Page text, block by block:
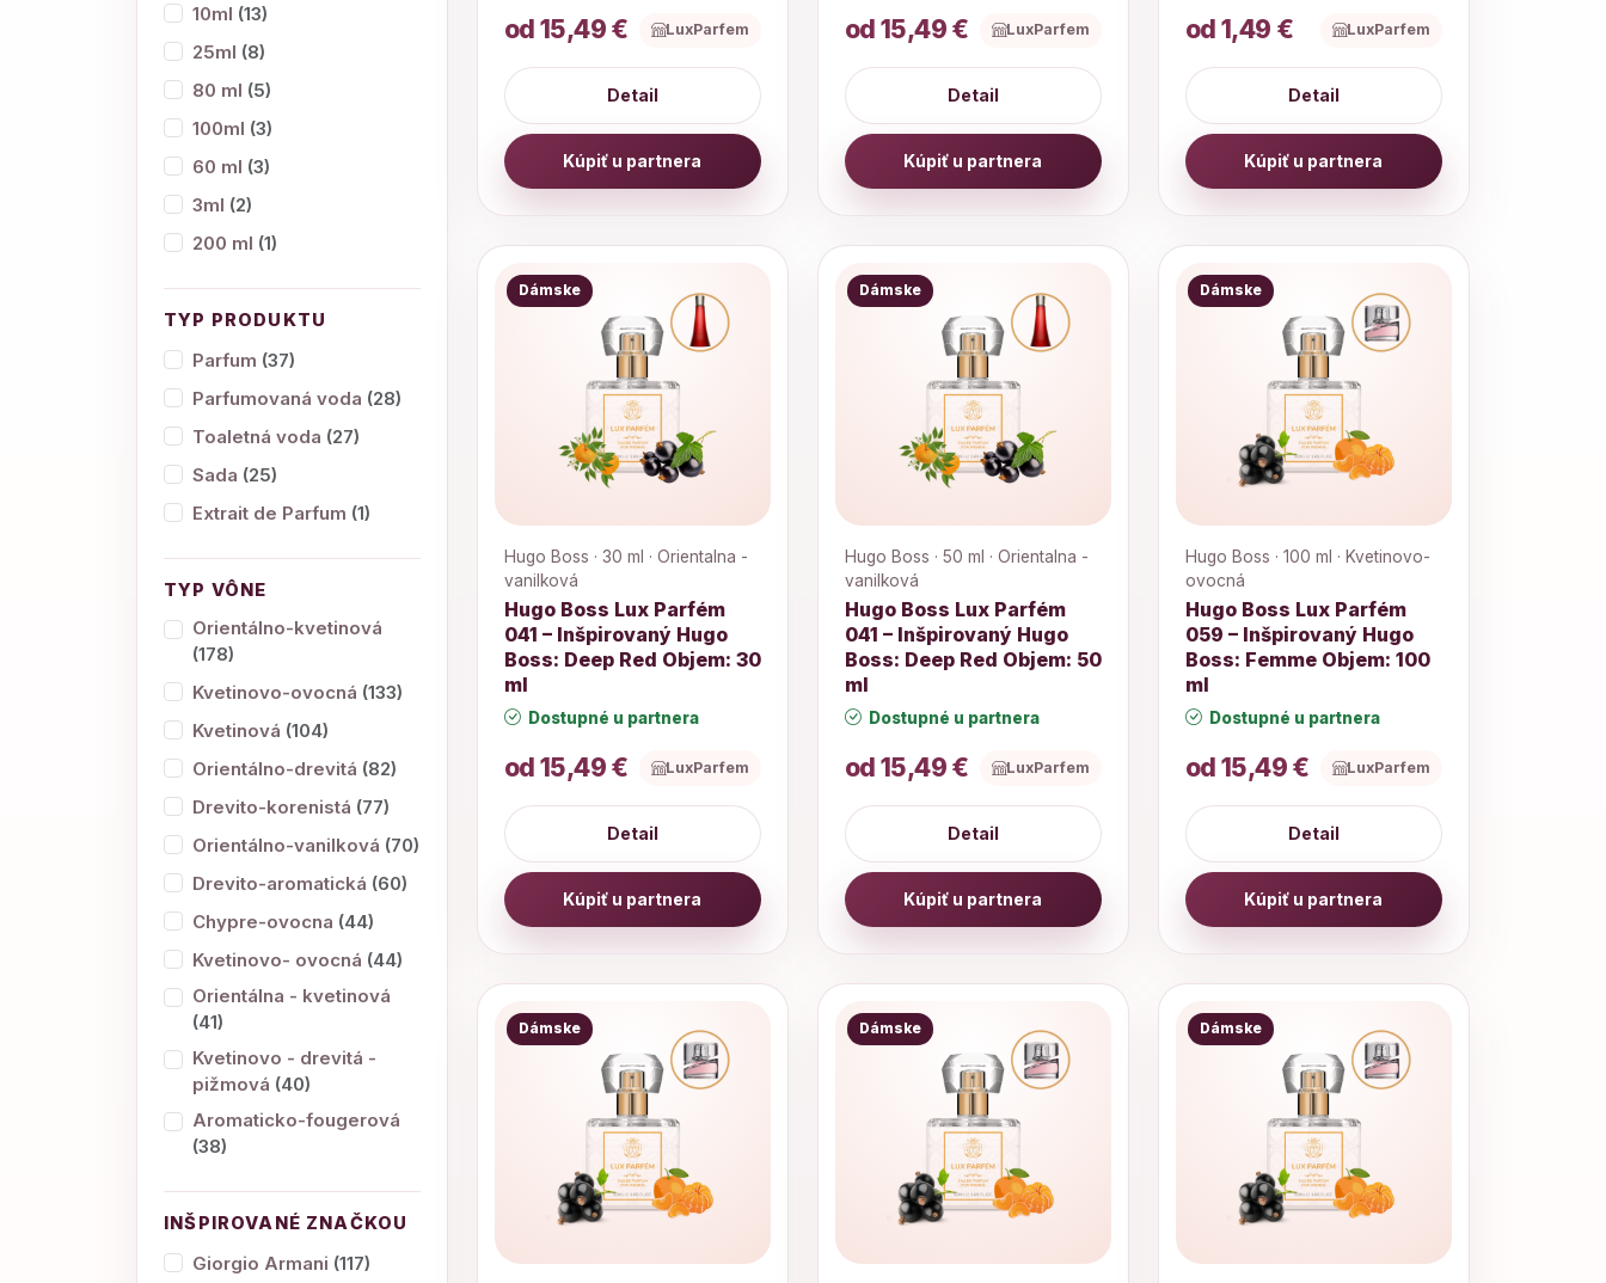
10ml (13)
25ml (8)
80 ml (5)
100ml (3)
60 ml (3)
3ml (2)
200 ml (1)
TYP PRODUKTU
Parfum (37)
Parfumovaná voda (28)
Toaletná voda (27)
Sada (25)
Extrait de Parfum (1)
TYP VÔNE
Orientálno-kvetinová
(178)
Kvetinovo-ovocná (133)
Kvetinová (104)
Orientálno-drevitá (82)
Drevito-korenistá (77)
Orientálno-vanilková (70)
Drevito-aromatická (60)
Chypre-ovocna (44)
Kvetinovo- ovocná (44)
Orientálna - kvetinová
(41)
Kvetinovo - drevitá -
pižmová (40)
Aromaticko-fougerová
(38)
INŠPIROVANÉ ZNAČKOU
Giorgio Armani (117)
od 15,49 € LuxParfem
Detail
Kúpiť u partnera
od 15,49 € LuxParfem
Detail
Kúpiť u partnera
od 1,49 € LuxParfem
Detail
Kúpiť u partnera
Dámske
Hugo Boss · 30 ml · Orientalna -
vanilková
Hugo Boss Lux Parfém
041 – Inšpirovaný Hugo
Boss: Deep Red Objem: 30
ml
Dostupné u partnera
od 15,49 € LuxParfem
Detail
Kúpiť u partnera
Dámske
Hugo Boss · 50 ml · Orientalna -
vanilková
Hugo Boss Lux Parfém
041 – Inšpirovaný Hugo
Boss: Deep Red Objem: 50
ml
Dostupné u partnera
od 15,49 € LuxParfem
Detail
Kúpiť u partnera
Dámske
Hugo Boss · 100 ml · Kvetinovo-
ovocná
Hugo Boss Lux Parfém
059 – Inšpirovaný Hugo
Boss: Femme Objem: 100
ml
Dostupné u partnera
od 15,49 € LuxParfem
Detail
Kúpiť u partnera
Dámske Dámske Dámske